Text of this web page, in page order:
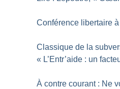
Conférence libertaire
Classique de la
« L’Entr’aide : un
À contre courant : Ne